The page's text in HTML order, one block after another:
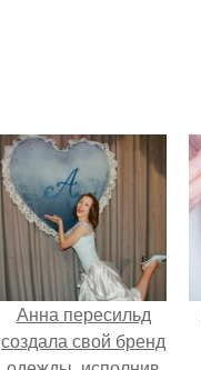
Анна пересильд
создала свой бренд